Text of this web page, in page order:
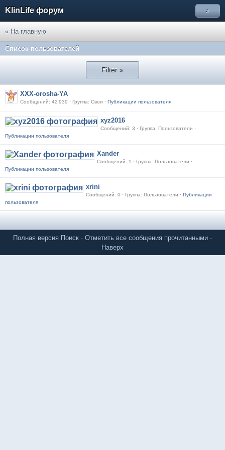
KlinLife форум »
« На главную
Список пользователей
Filter »
XXX-orosha-YA
Сообщений: 42 939 · Группа: Свои · Публикации пользователя
xyz2016
Сообщений: 3 · Группа: Пользователи ·
Публикации пользователя
Xander
Сообщений: 1 · Группа: Пользователи ·
Публикации пользователя
xrini
Сообщений: 0 · Группа: Пользователи · Публикации
пользователя
Полная версия Поиск · Отметить все сообщения прочитанными ·
Наверх